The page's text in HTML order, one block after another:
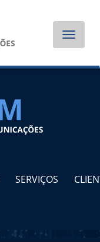
Toggle
SERVIÇOS